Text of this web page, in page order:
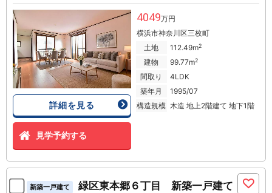
詳細を見る
見学予約する
4049万円
横浜市神奈川区三枚町
土地
112.49m2
建物 99.77m2
間取り
4LDK
築年月
1995/07
構造規模 木造 地上2階建て 地下1階
新築一戸建て 緑区東本郷６丁目 新築一戸建て